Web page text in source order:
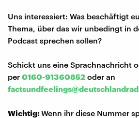
Uns interessiert: Was beschäftigt
Thema, über das wir unbedingt in
Podcast sprechen sollen?
Schickt uns eine Sprachnachricht
per 0160-91360852 oder an
Wichtig:Wenn ihr diese Nummer